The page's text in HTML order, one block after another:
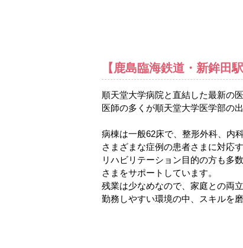
【鹿島臨海鉄道・新鉾田
順天堂大学病院と直結した最新の
医師の多くが順天堂大学医学部の出
病棟は一般62床で、整形外科、内
さまざまな症例の患者さまに対応
リハビリテーション目的の方も多
さまをサポートしています。
残業は少なめなので、家庭との両立
勤務しやすい環境の中、スキルを